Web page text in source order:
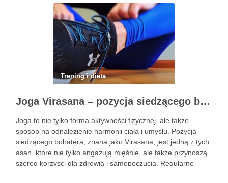
Trening i dieta
Joga Virasana – pozycja siedzącego bohatera i jej korzyści
Joga to nie tylko forma aktywności fizycznej, ale także
sposób na odnalezienie harmonii ciała i umysłu. Pozycja
siedzącego bohatera, znana jako Virasana, jest jedną z tych
asan, które nie tylko angażują mięśnie, ale także przynoszą
szereg korzyści dla zdrowia i samopoczucia. Regularne
praktykowanie tej pozycji może poprawić elastyczność